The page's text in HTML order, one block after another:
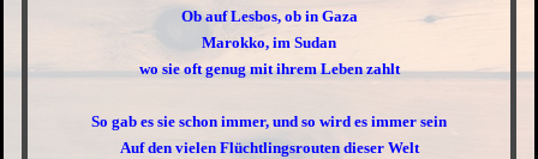
Ob auf Lesbos, ob in Gaza
Marokko, im Sudan
wo sie oft genug mit ihrem Leben zahlt
So gab es sie schon immer, und so wird es immer sein
Auf den vielen Flüchtlingsrouten dieser Welt